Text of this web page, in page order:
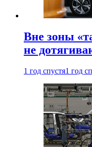
Вне зоны
не
1 год спустя1 год